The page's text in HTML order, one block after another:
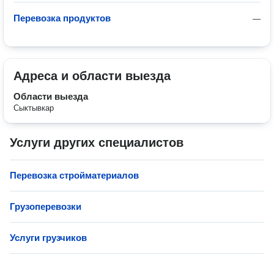
—
Перевозка продуктов
Адреса и области выезда
Области выезда
Сыктывкар
Услуги других специалистов
Перевозка стройматериалов
Грузоперевозки
Услуги грузчиков